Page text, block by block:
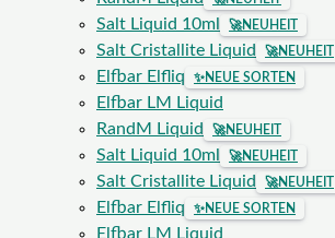
Salt Liquid 10ml 🚀NEUHEIT
Salt Cristallite Liquid 🚀NEUHEIT
Elfbar Elfliq ✨NEUE SORTEN
Elfbar LM Liquid
RandM Liquid
🚀NEUHEIT
Salt Liquid 10ml 🚀NEUHEIT
Salt Cristallite Liquid 🚀NEUHEIT
Elfbar Elfliq ✨NEUE SORTEN
Elfbar LM Liquid